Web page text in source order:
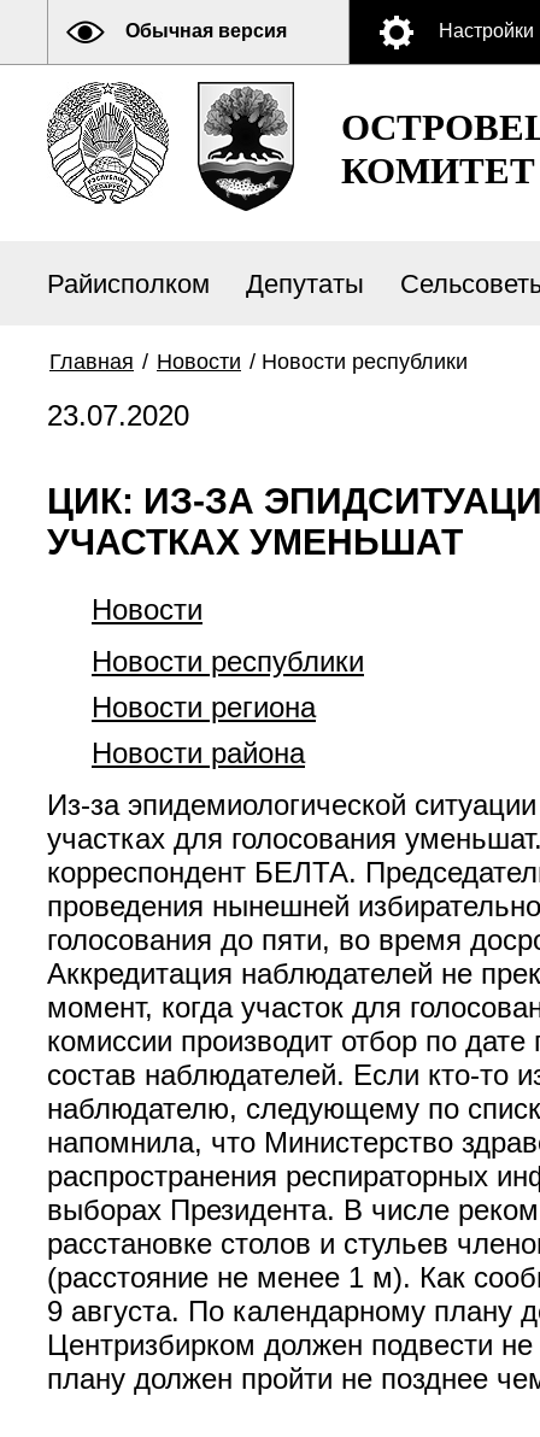
Обычная версия Настройки
КОМИТЕТ
Райисполком Депутаты
Главная / Новости / Новости республики
23.07.2020
ЦИК: ИЗ-ЗА
УЧАСТКАХ УМЕНЬШАТ
Новости
Новости республики
Новости региона
Новости района
Из-за эпидемиологической
участках для голосования
корреспондент БЕЛТА.
проведения нынешней
голосования до пяти, во время
Аккредитация наблюдателей не
момент, когда участок для
комиссии производит отбор по
состав наблюдателей. Если кто-то
наблюдателю, следующему по
напомнила, что Министерство
распространения респираторных
выборах Президента. В числе
расстановке столов и стульев
(расстояние не менее 1 м). Как
9 августа. По календарному плану
Центризбирком должен подвести
плану должен пройти не позднее